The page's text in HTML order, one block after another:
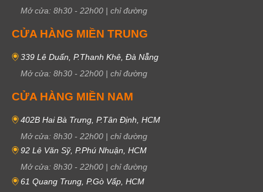
Mở cửa: 8h30 - 22h00 | chỉ đường
CỬA HÀNG MIỀN TRUNG
339 Lê Duẩn, P.Thanh Khê, Đà Nẵng
Mở cửa: 8h30 - 22h00 | chỉ đường
CỬA HÀNG MIỀN NAM
402B Hai Bà Trưng, P.Tân Định, HCM
Mở cửa: 8h30 - 22h00 | chỉ đường
92 Lê Văn Sỹ, P.Phú Nhuận, HCM
Mở cửa: 8h30 - 22h00 | chỉ đường
61 Quang Trung, P.Gò Vấp, HCM